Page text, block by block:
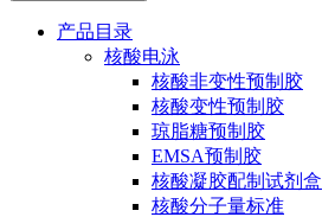
产品目录
核酸电泳
核酸非变性预制胶
核酸变性预制胶
琼脂糖预制胶
EMSA预制胶
核酸凝胶配制试剂盒
核酸分子量标准